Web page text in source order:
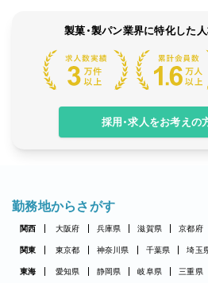
製菓・製パン業界に特化した
採用・求人をお考えの
勤務地からさがす
関西 大阪府 兵庫県 滋賀県 京都府
関東 東京都 神奈川県 千葉県 埼玉
東海 愛知県 静岡県 岐阜県 三重県